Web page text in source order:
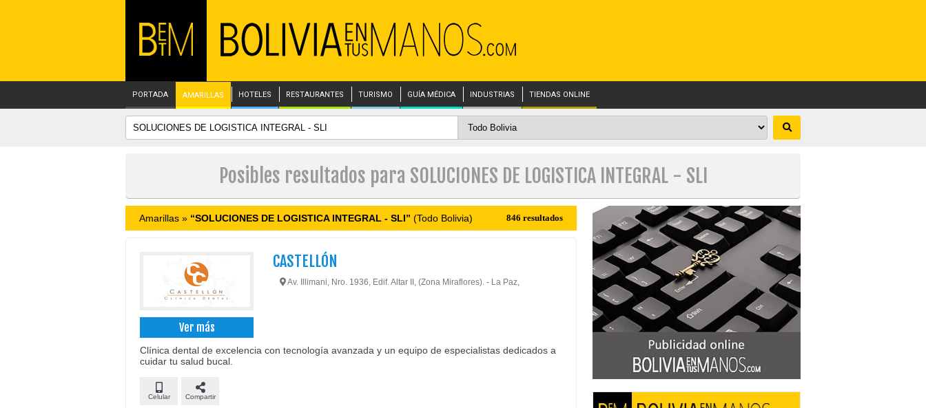
PORTADA AMARILLAS HOTELES RESTAURANTES TURISMO GUÍA MÉDICA INDUSTRIAS TIENDAS ONLINE
Posibles resultados para SOLUCIONES DE LOGISTICA INTEGRAL - SLI
Amarillas » “SOLUCIONES DE LOGISTICA INTEGRAL - SLI” (Todo Bolivia) 846 resultados
Ver más
CASTELLÓN
Av. Illimani, Nro. 1936, Edif. Altar II, (Zona Miraflores). - La Paz,
Clínica dental de excelencia con tecnología avanzada y un equipo de especialistas dedicados a
cuidar tu salud bucal.
Celular Compartir